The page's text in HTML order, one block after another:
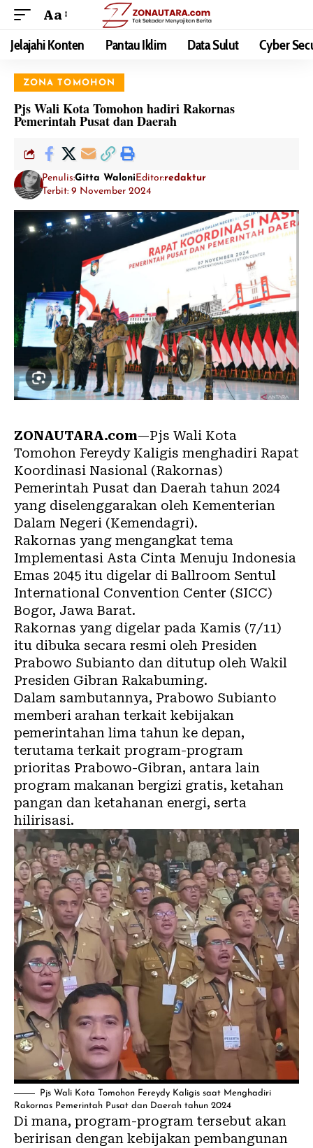
Aa
Jelajahi Konten Pantau Iklim Data Sulut Cyber
ZONA TOMOHON
Pjs Wali Kota Tomohon hadiri Rakornas
Pemerintah Pusat dan Daerah
Penulis:Gitta WaloniEditor:redaktur
Terbit: 9 November 2024
ZONAUTARA.com—Pjs Wali Kota
Tomohon Fereydy Kaligis menghadiri Rapat
Koordinasi Nasional (Rakornas)
Pemerintah Pusat dan Daerah tahun 2024
yang diselenggarakan oleh Kementerian
Dalam Negeri (Kemendagri).
Rakornas yang mengangkat tema
Implementasi Asta Cinta Menuju Indonesia
Emas 2045 itu digelar di Ballroom Sentul
International Convention Center (SICC)
Bogor, Jawa Barat.
Rakornas yang digelar pada Kamis (7/11)
itu dibuka secara resmi oleh Presiden
Prabowo Subianto dan ditutup oleh Wakil
Presiden Gibran Rakabuming.
Dalam sambutannya, Prabowo Subianto
memberi arahan terkait kebijakan
pemerintahan lima tahun ke depan,
terutama terkait program-program
prioritas Prabowo-Gibran, antara lain
program makanan bergizi gratis, ketahan
pangan dan ketahanan energi, serta
hilirisasi.
Pjs Wali Kota Tomohon Fereydy Kaligis saat Menghadiri
Rakornas Pemerintah Pusat dan Daerah tahun 2024
Di mana, program-program tersebut akan
beririsan dengan kebijakan pembangunan